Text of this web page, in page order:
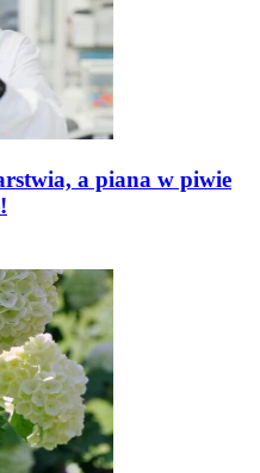
a piana w piwie